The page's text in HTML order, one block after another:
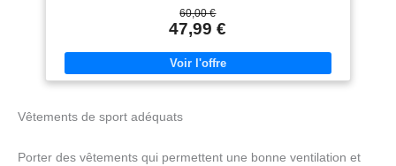
Chaussures de marche
décontractées à enfiler pour
hommes, parfaites pour votre
Semelle extérieure Adiwear.
60,00 €
47,99 €
Vêtements de sport adéquats
Porter des vêtements qui permettent une bonne ventilation et